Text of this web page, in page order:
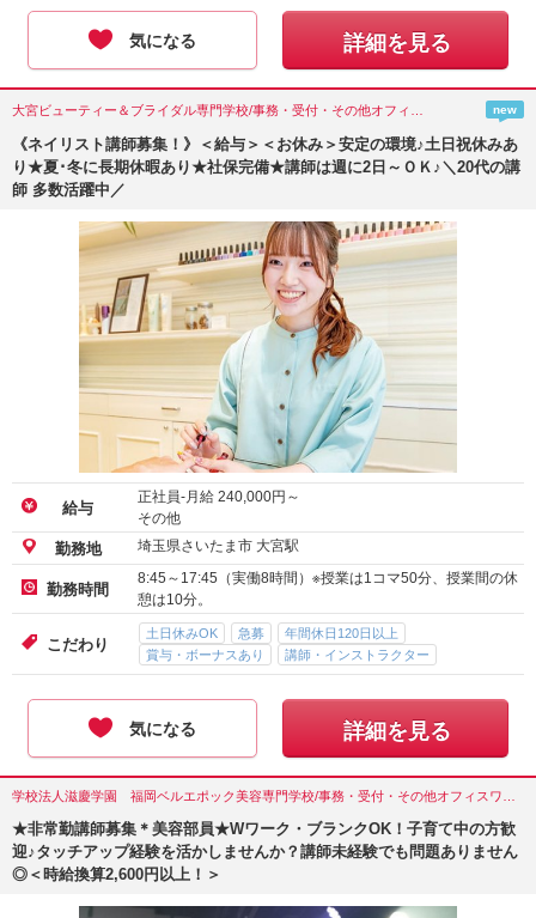
気になる 詳細を見る
new
《ネイリスト講師募集！》＜給与＞＜お休み＞安定の環境♪土日祝休みあ
り★夏･冬に長期休暇あり★社保完備★講師は週に2日～ＯＫ♪＼20代の講
師 多数活躍中／
給与
正社員-月給 240,000円～
その他
勤務地 埼玉県さいたま市 大宮駅
勤務時間
8:45～17:45（実働8時間）※授業は1コマ50分、授業間の休
憩は10分。
こだわり
土日休みOK 急募
年間休日120日以上
賞与・ボーナスあり
講師・インストラクター
気になる 詳細を見る
★非常勤講師募集＊美容部員★Wワーク・ブランクOK！子育て中の方歓
迎♪タッチアップ経験を活かしませんか？講師未経験でも問題ありません
◎＜時給換算2,600円以上！＞